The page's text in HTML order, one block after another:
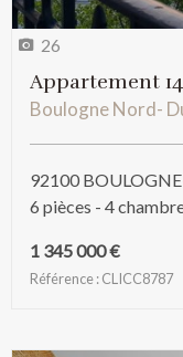
26
Appartement
92100
6 pièces - 4
1 345 000 €
Référence : CLICC8787